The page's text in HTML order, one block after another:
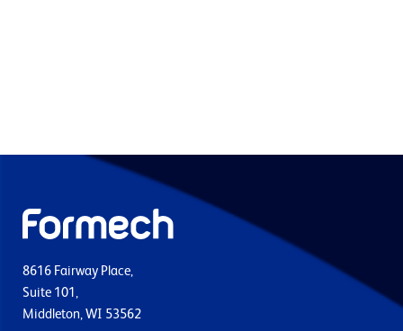
8616 Fairway Place,
Suite 101,
Middleton, WI 53562